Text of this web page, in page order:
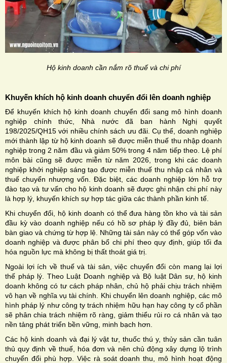
Hộ kinh doanh cần nắm rõ thuế và chi phí
Khuyến khích hộ kinh doanh chuyển đổi lên doanh nghiệp
Để khuyến khích hộ kinh doanh chuyển đổi sang mô hình doanh
nghiệp chính thức, Nhà nước đã ban hành Nghị quyết
198/2025/QH15 với nhiều chính sách ưu đãi. Cụ thể, doanh nghiệp
mới thành lập từ hộ kinh doanh sẽ được miễn thuế thu nhập doanh
nghiệp trong 2 năm đầu và giảm 50% trong 4 năm tiếp theo. Lệ phí
môn bài cũng sẽ được miễn từ năm 2026, trong khi các doanh
nghiệp khởi nghiệp sáng tạo được miễn thuế thu nhập cá nhân và
thuế chuyển nhượng vốn. Đặc biệt, các doanh nghiệp lớn hỗ trợ
đào tạo và tư vấn cho hộ kinh doanh sẽ được ghi nhận chi phí này
là hợp lý, khuyến khích sự hợp tác giữa các thành phần kinh tế.
Khi chuyển đổi, hộ kinh doanh có thể đưa hàng tồn kho và tài sản
đầu kỳ vào doanh nghiệp nếu có hồ sơ pháp lý đầy đủ, biên bản
bàn giao và chứng từ hợp lệ. Những tài sản này có thể góp vốn vào
doanh nghiệp và được phân bổ chi phí theo quy định, giúp tối đa
hóa nguồn lực mà không bị thất thoát giá trị.
Ngoài lợi ích về thuế và tài sản, việc chuyển đổi còn mang lại lợi
thế pháp lý. Theo Luật Doanh nghiệp và Bộ luật Dân sự, hộ kinh
doanh không có tư cách pháp nhân, chủ hộ phải chịu trách nhiệm
vô hạn về nghĩa vụ tài chính. Khi chuyển lên doanh nghiệp, các mô
hình pháp lý như công ty trách nhiệm hữu hạn hay công ty cổ phần
sẽ phân chia trách nhiệm rõ ràng, giảm thiểu rủi ro cá nhân và tạo
nền tảng phát triển bền vững, minh bạch hơn.
Các hộ kinh doanh và đại lý vật tư, thuốc thú y, thủy sản cần tuân
thủ quy định về thuế, hóa đơn và nên chủ động xây dựng lộ trình
chuyển đổi phù hợp. Việc rà soát doanh thu, mô hình hoạt động